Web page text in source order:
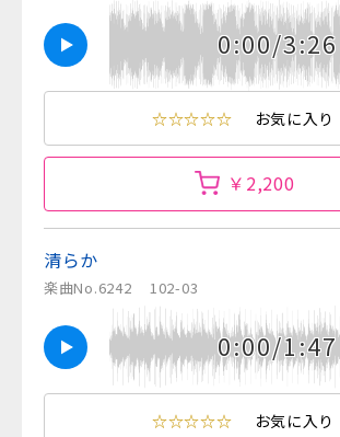
0:00/3:26
☆☆☆☆☆ お気に入り
￥2,200
清らか
楽曲No.6242 102-03
0:00/1:47
☆☆☆☆☆ お気に入り